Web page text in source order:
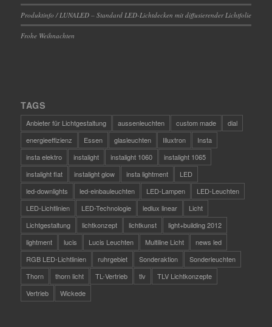
Produktinfo / LUNALED – Standard LED-Lichtdecken mit diffusierender Lichtfolie
Frohe Weihnachten
TAGS
Anbieter für Lichtgestaltung aussenleuchten custom made
dial
energieeffizienz
Essen glasleuchten Illuxtron
Insta
insta elektro
instalight instalight 1060
instalight 1065
instalight flat
instalight glow insta lightment
LED
led-downlights
led-einbauleuchten LED-Lampen
LED-Leuchten
LED-Lichtlinien
LED-Technologie ledlux linear
Licht
Lichtgestaltung
lichtkonzept lichtkunst
light+building 2012
lightment
lucis Lucis Leuchten Multiline Licht
news led
RGB LED-Lichtlinien
ruhrgebiet Sonderaktion
Sonderleuchten
Thorn
thorn licht TL-Vertrieb tlv
TLV Lichtkonzepte
Vertrieb
Wickede